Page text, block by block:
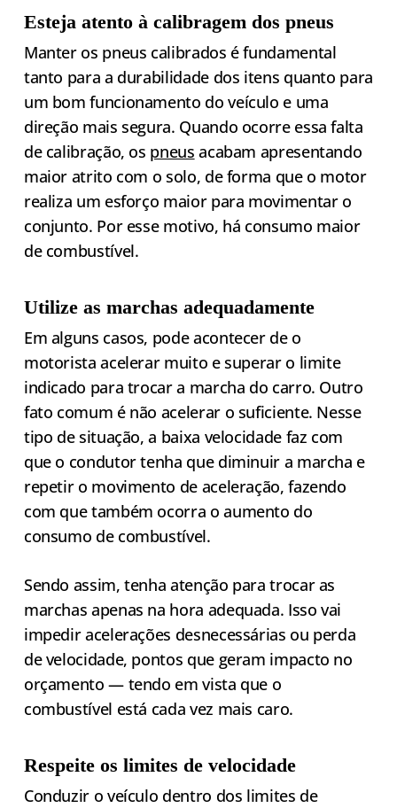
Esteja atento à calibragem dos pneus
Manter os pneus calibrados é fundamental
tanto para a durabilidade dos itens quanto para
um bom funcionamento do veículo e uma
direção mais segura. Quando ocorre essa falta
de calibração, os pneus acabam apresentando
maior atrito com o solo, de forma que o motor
realiza um esforço maior para movimentar o
conjunto. Por esse motivo, há consumo maior
de combustível.
Utilize as marchas adequadamente
Em alguns casos, pode acontecer de o
motorista acelerar muito e superar o limite
indicado para trocar a marcha do carro. Outro
fato comum é não acelerar o suficiente. Nesse
tipo de situação, a baixa velocidade faz com
que o condutor tenha que diminuir a marcha e
repetir o movimento de aceleração, fazendo
com que também ocorra o aumento do
consumo de combustível.
Sendo assim, tenha atenção para trocar as
marchas apenas na hora adequada. Isso vai
impedir acelerações desnecessárias ou perda
de velocidade, pontos que geram impacto no
orçamento — tendo em vista que o
combustível está cada vez mais caro.
Respeite os limites de velocidade
Conduzir o veículo dentro dos limites de